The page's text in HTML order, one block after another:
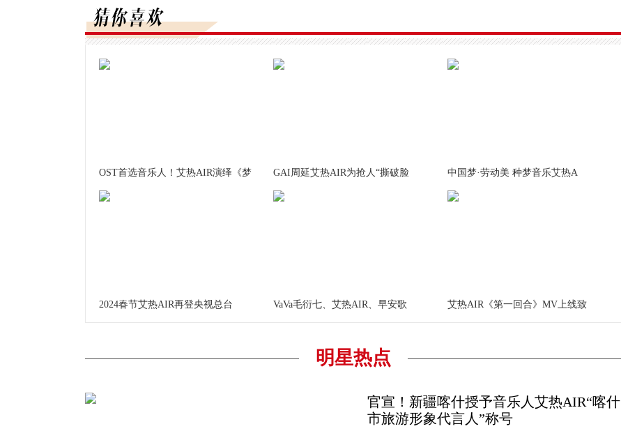
OST首选音乐人！艾热AIR演绎《梦 GAI周延艾热AIR为抢人“撕破脸 中国梦·劳动美 种梦音乐艾热A
2024春节艾热AIR再登央视总台 VaVa毛衍七、艾热AIR、早安歌 艾热AIR《第一回合》MV上线致
明星热点
官宣！新疆喀什授予音乐人艾热AIR“喀什
市旅游形象代言人”称号